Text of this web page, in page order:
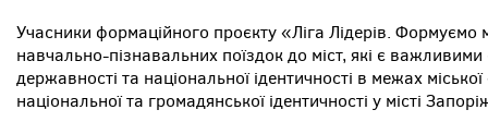
Учасники формаційного проєкту «Ліга Лідерів.
навчально-пізнавальних поїздок до міст, які є
державності та національної ідентичності в межах
національної та громадянської ідентичності у місті